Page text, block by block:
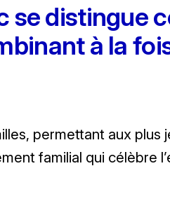
se
à la
permettant aux plus
familial qui célèbre